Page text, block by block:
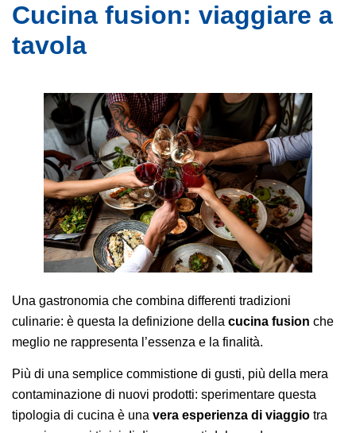
BONUS FEDELTÀ
OFFERTE
AREA AGENTI
Cucina fusion: viaggiare a
tavola
Una gastronomia che combina differenti tradizioni
culinarie: è questa la definizione della cucina fusion che
meglio ne rappresenta l’essenza e la finalità.
Più di una semplice commistione di gusti, più della mera
contaminazione di nuovi prodotti: sperimentare questa
tipologia di cucina è una vera esperienza di viaggio tra